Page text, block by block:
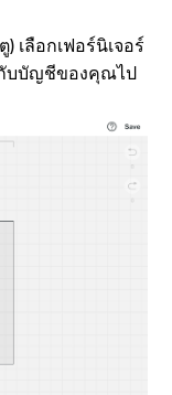
เลือกเฟอร์นิเจอร์
บบัญชีของคุณไป